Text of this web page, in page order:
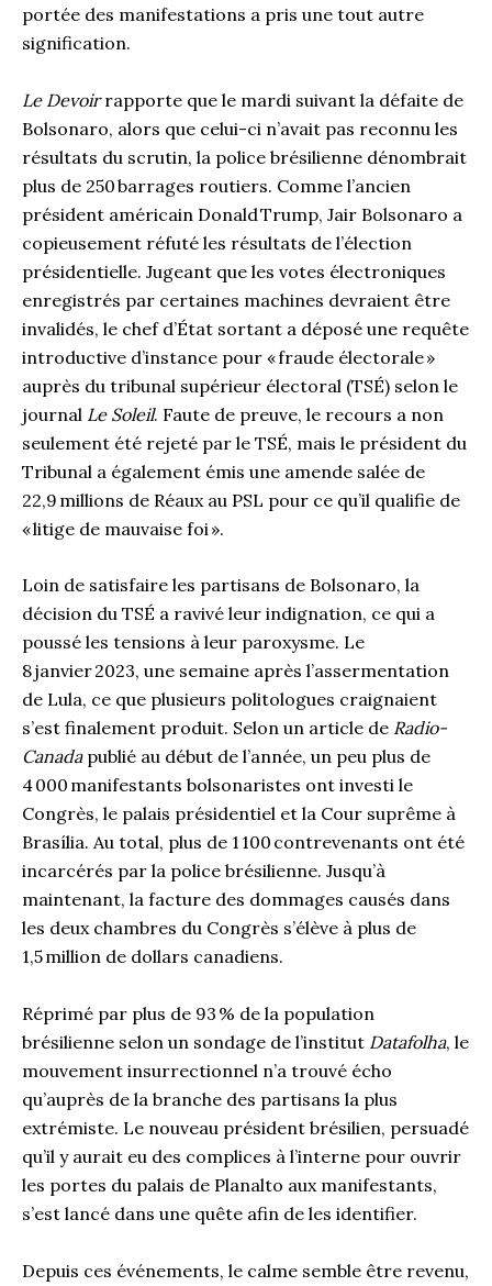
portée des manifestations a pris une tout autre
signification.
Le Devoir rapporte que le mardi suivant la défaite de
Bolsonaro, alors que celui-ci n’avait pas reconnu les
résultats du scrutin, la police brésilienne dénombrait
plus de 250 barrages routiers. Comme l’ancien
président américain Donald Trump, Jair Bolsonaro a
copieusement réfuté les résultats de l’élection
présidentielle. Jugeant que les votes électroniques
enregistrés par certaines machines devraient être
invalidés, le chef d’État sortant a déposé une requête
introductive d’instance pour « fraude électorale »
auprès du tribunal supérieur électoral (TSÉ) selon le
journal Le Soleil. Faute de preuve, le recours a non
seulement été rejeté par le TSÉ, mais le président du
Tribunal a également émis une amende salée de
22,9 millions de Réaux au PSL pour ce qu’il qualifie de
« litige de mauvaise foi ».
Loin de satisfaire les partisans de Bolsonaro, la
décision du TSÉ a ravivé leur indignation, ce qui a
poussé les tensions à leur paroxysme. Le
8 janvier 2023, une semaine après l’assermentation
de Lula, ce que plusieurs politologues craignaient
s’est finalement produit. Selon un article de Radio-
Canadapublié au début de l’année, un peu plus de
4 000 manifestants bolsonaristes ont investi le
Congrès, le palais présidentiel et la Cour suprême à
Brasília. Au total, plus de 1 100 contrevenants ont été
incarcérés par la police brésilienne. Jusqu’à
maintenant, la facture des dommages causés dans
les deux chambres du Congrès s’élève à plus de
1,5 million de dollars canadiens.
Réprimé par plus de 93 % de la population
brésilienne selon un sondage de l’institut Datafolha, le
mouvement insurrectionnel n’a trouvé écho
qu’auprès de la branche des partisans la plus
extrémiste. Le nouveau président brésilien, persuadé
qu’il y aurait eu des complices à l’interne pour ouvrir
les portes du palais de Planalto aux manifestants,
s’est lancé dans une quête afin de les identifier.
Depuis ces événements, le calme semble être revenu,